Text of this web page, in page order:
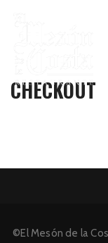
CHECKOUT
©El Mesón de la